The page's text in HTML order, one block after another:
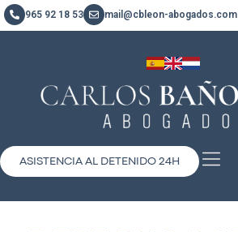
965 92 18 53 mail@cbleon-abogados.com
ASISTENCIA AL DETENIDO 24H